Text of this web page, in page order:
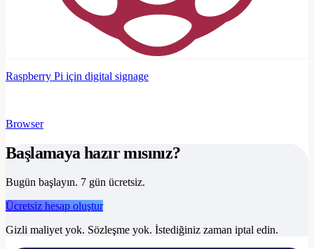
Raspberry Pi için digital signage
Browser
Başlamaya hazır mısınız?
Bugün başlayın. 7 gün ücretsiz.
Ücretsiz hesap oluştur
Gizli maliyet yok. Sözleşme yok. İstediğiniz zaman iptal edin.